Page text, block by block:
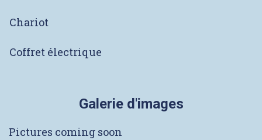
Chariot
Coffret électrique
Galerie d'images
Pictures coming soon